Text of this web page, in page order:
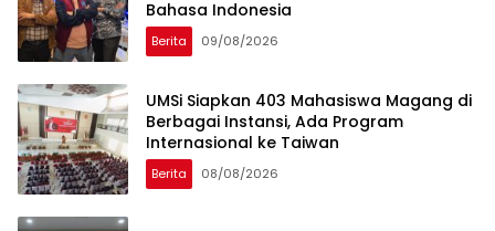
Bahasa Indonesia
Berita 09/08/2026
UMSi Siapkan 403 Mahasiswa Magang di
Berbagai Instansi, Ada Program
Internasional ke Taiwan
Berita 08/08/2026